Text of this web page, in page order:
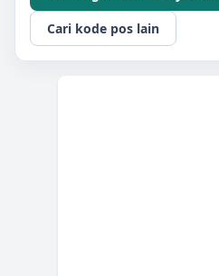
Cari kode pos lain